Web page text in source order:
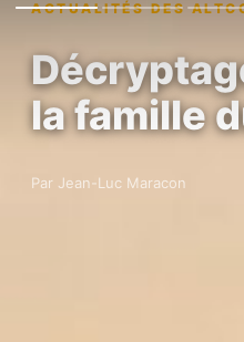
ACTUALITÉS DES
la famille
Par Jean-Luc Maracon